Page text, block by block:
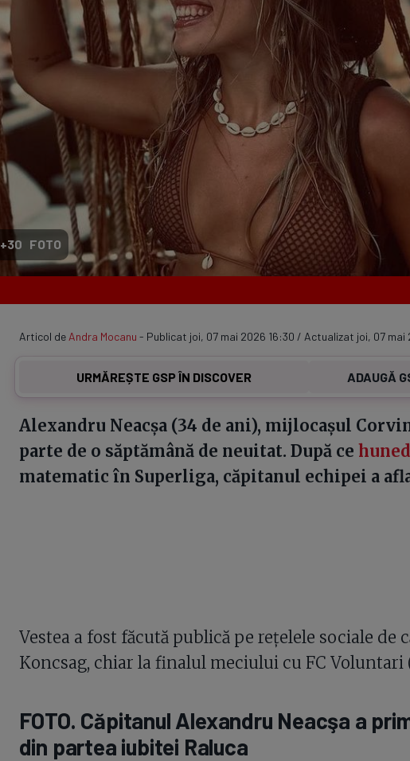
Serie A
Echipe Meciuri Clasament
Program TV
+30 FOTO
Articol de Andra Mocanu - Publicat joi, 07 mai 2026 16:30 / Actualizat joi, 07 mai
URMĂREȘTE GSP ÎN DISCOVER ADAUGĂ
Alexandru Neacşa (34 de ani), mijlocașul
parte de o săptămână de neuitat. După ce
matematic în Superliga, căpitanul echipei a
Vestea a fost făcută publică pe rețelele sociale de
Koncsag, chiar la finalul meciului cu FC Voluntari
FOTO. Căpitanul Alexandru Neacşa a
din partea iubitei Raluca